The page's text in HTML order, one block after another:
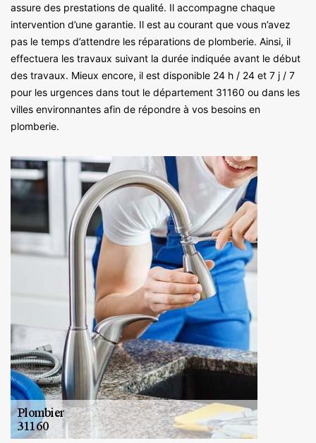
assure des prestations de qualité. Il accompagne chaque
intervention d’une garantie. Il est au courant que vous n’avez
pas le temps d’attendre les réparations de plomberie. Ainsi, il
effectuera les travaux suivant la durée indiquée avant le début
des travaux. Mieux encore, il est disponible 24 h / 24 et 7 j / 7
pour les urgences dans tout le département 31160 ou dans les
villes environnantes afin de répondre à vos besoins en
plomberie.